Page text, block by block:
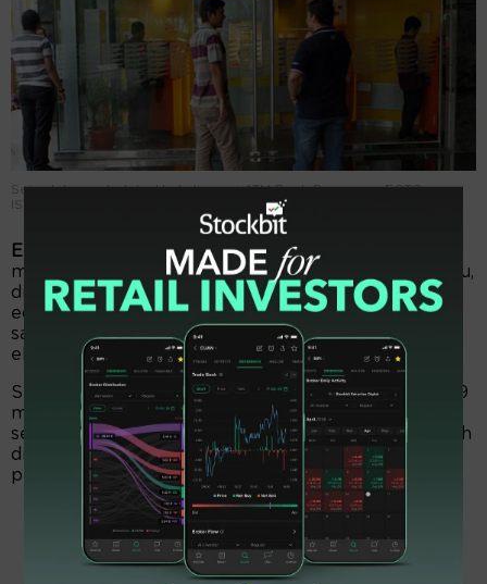
Sejumlah nasabah terlihat di gerai ATM Bank Danamon. FOTO -
ISTIMEWA
EmitenNews.com - Bank Danamon (BDMN) akan
menyalurkan dividen Rp1,11 triliun. Besaran dividen itu,
diambil sekitar 35 persen dari torehan laba bersih
edisi 2024 senilai Rp3,17 triliun. So, para pemegang
saham akan mendapat jatah dividen Rp113,85 per
eksemplar.
Selanjutnya, sekitar 1 persen dari bersih atau Rp31,79
miliar disisihkan untuk dana cadangan. Kemudina,
seniliar Rp2,03 triliun alias 64 persen dari laba bersih
dicatat sebagai saldo laba ditahan dengan alokasi
penggunaan belum ditentukan.